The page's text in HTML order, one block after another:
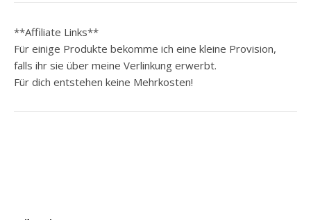
**Affiliate Links**
Für einige Produkte bekomme ich eine kleine Provision,
falls ihr sie über meine Verlinkung erwerbt.
Für dich entstehen keine Mehrkosten!